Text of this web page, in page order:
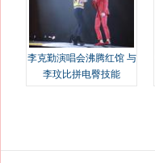
李克勤演唱会沸腾红馆 与
李玟比拼电臀技能